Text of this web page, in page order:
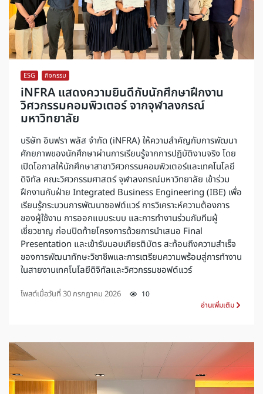
ESG กิจกรรม
iNFRA แสดงความยินดีกับนักศึกษาฝึกงาน
วิศวกรรมคอมพิวเตอร์ จากจุฬาลงกรณ์
มหาวิทยาลัย
บริษัท อินฟรา พลัส จำกัด (iNFRA) ให้ความสำคัญกับการพัฒนา
ศักยภาพของนักศึกษาผ่านการเรียนรู้จากการปฏิบัติงานจริง โดย
เปิดโอกาสให้นักศึกษาสาขาวิศวกรรมคอมพิวเตอร์และเทคโนโลยี
ดิจิทัล คณะวิศวกรรมศาสตร์ จุฬาลงกรณ์มหาวิทยาลัย เข้าร่วม
ฝึกงานกับฝ่าย Integrated Business Engineering (IBE) เพื่อ
เรียนรู้กระบวนการพัฒนาซอฟต์แวร์ การวิเคราะห์ความต้องการ
ของผู้ใช้งาน การออกแบบระบบ และการทำงานร่วมกับทีมผู้
เชี่ยวชาญ ก่อนปิดท้ายโครงการด้วยการนำเสนอ Final
Presentation และเข้ารับมอบเกียรติบัตร สะท้อนถึงความสำเร็จ
ของการพัฒนาทักษะวิชาชีพและการเตรียมความพร้อมสู่การทำงาน
ในสายงานเทคโนโลยีดิจิทัลและวิศวกรรมซอฟต์แวร์
โพสต์เมื่อวันที่ 30 กรกฎาคม 2026
10
อ่านเพิ่มเติม